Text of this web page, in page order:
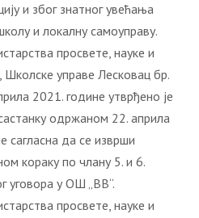
и због знатног увећања
и локалну самоуправу.
просвете, науке и
Школске управе Лесковац бр.
2021. године утврђено је
одржаном 22. априла
сагласна да се изврши
кораку по члану 5. и 6.
уговора у ОШ „ВВ“.
просвете, науке и